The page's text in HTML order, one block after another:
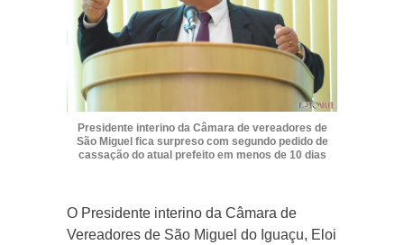
Presidente interino da Câmara de vereadores de
São Miguel fica surpreso com segundo pedido de
cassação do atual prefeito em menos de 10 dias
O Presidente interino da Câmara de
Vereadores de São Miguel do Iguaçu, Eloi